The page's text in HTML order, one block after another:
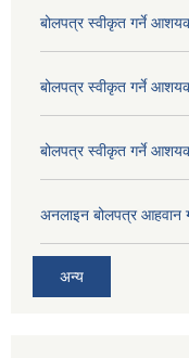
बोलपत्र स्वीकृत गर्ने
बोलपत्र स्वीकृत गर्ने
बोलपत्र स्वीकृत गर्ने
अनलाइन बोलपत्र आहवान
अन्य